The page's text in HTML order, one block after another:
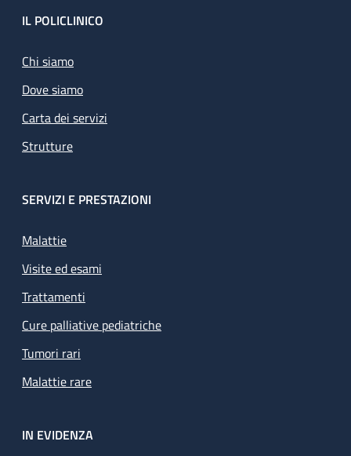
Footer
IL POLICLINICO
Chi siamo
Dove siamo
Carta dei servizi
Strutture
SERVIZI E PRESTAZIONI
Malattie
Visite ed esami
Trattamenti
Cure palliative pediatriche
Tumori rari
Malattie rare
IN EVIDENZA